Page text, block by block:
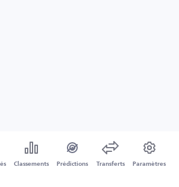
Classements Prédictions Transferts Paramètres